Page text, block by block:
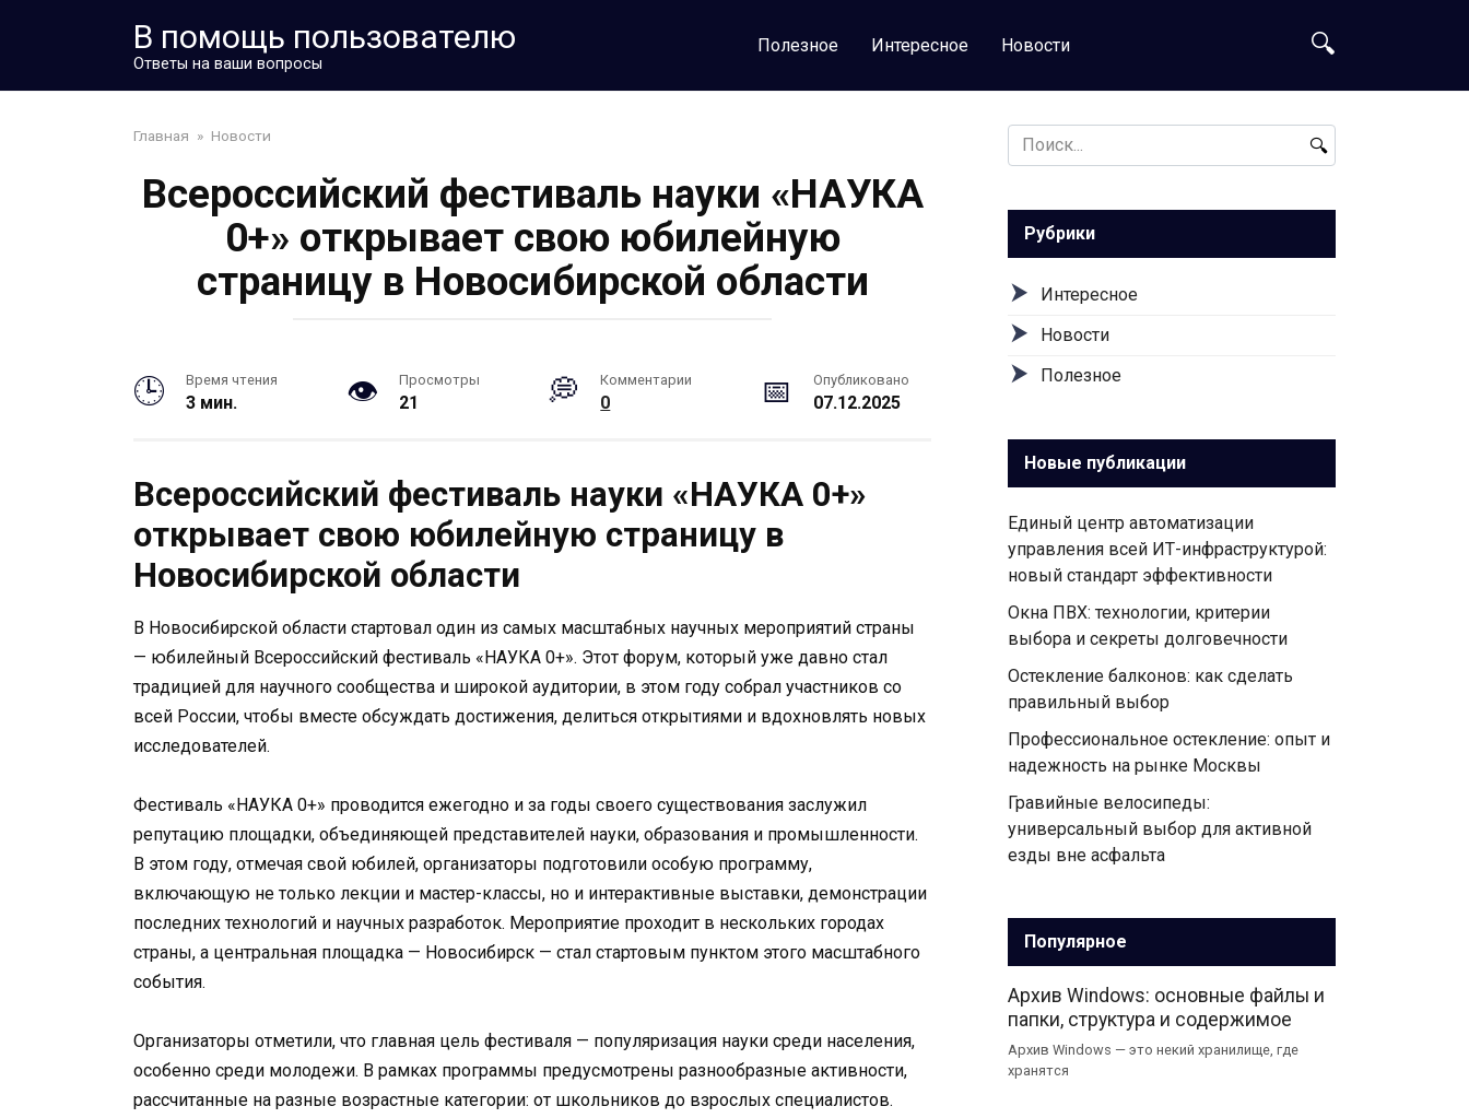
В помощь пользователю
Ответы на ваши вопросы
Полезное Интересное Новости
Главная » Новости
Всероссийский фестиваль науки «НАУКА
0+» открывает свою юбилейную
страницу в Новосибирской области
Время чтения
3 мин.
Просмотры
21
Комментарии
0
Опубликовано
07.12.2025
Всероссийский фестиваль науки «НАУКА 0+»
открывает свою юбилейную страницу в
Новосибирской области
В Новосибирской области стартовал один из самых масштабных научных мероприятий страны
— юбилейный Всероссийский фестиваль «НАУКА 0+». Этот форум, который уже давно стал
традицией для научного сообщества и широкой аудитории, в этом году собрал участников со
всей России, чтобы вместе обсуждать достижения, делиться открытиями и вдохновлять новых
исследователей.
Фестиваль «НАУКА 0+» проводится ежегодно и за годы своего существования заслужил
репутацию площадки, объединяющей представителей науки, образования и промышленности.
В этом году, отмечая свой юбилей, организаторы подготовили особую программу,
включающую не только лекции и мастер-классы, но и интерактивные выставки, демонстрации
последних технологий и научных разработок. Мероприятие проходит в нескольких городах
страны, а центральная площадка — Новосибирск — стал стартовым пунктом этого масштабного
события.
Организаторы отметили, что главная цель фестиваля — популяризация науки среди населения,
особенно среди молодежи. В рамках программы предусмотрены разнообразные активности,
рассчитанные на разные возрастные категории: от школьников до взрослых специалистов.
Search
for:
Рубрики
Интересное
Новости
Полезное
Новые публикации
Единый центр автоматизации
управления всей ИТ-инфраструктурой:
новый стандарт эффективности
Окна ПВХ: технологии, критерии
выбора и секреты долговечности
Остекление балконов: как сделать
правильный выбор
Профессиональное остекление: опыт и
надежность на рынке Москвы
Гравийные велосипеды:
универсальный выбор для активной
езды вне асфальта
Популярное
Архив Windows: основные файлы и
папки, структура и содержимое
Архив Windows — это некий хранилище, где
хранятся